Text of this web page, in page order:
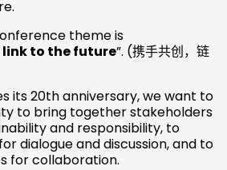
theme is
to the future”. (携手共创，链
its 20th anniversary, we want to
to bring together stakeholders
and responsibility, to
dialogue and discussion, and to
for collaboration.